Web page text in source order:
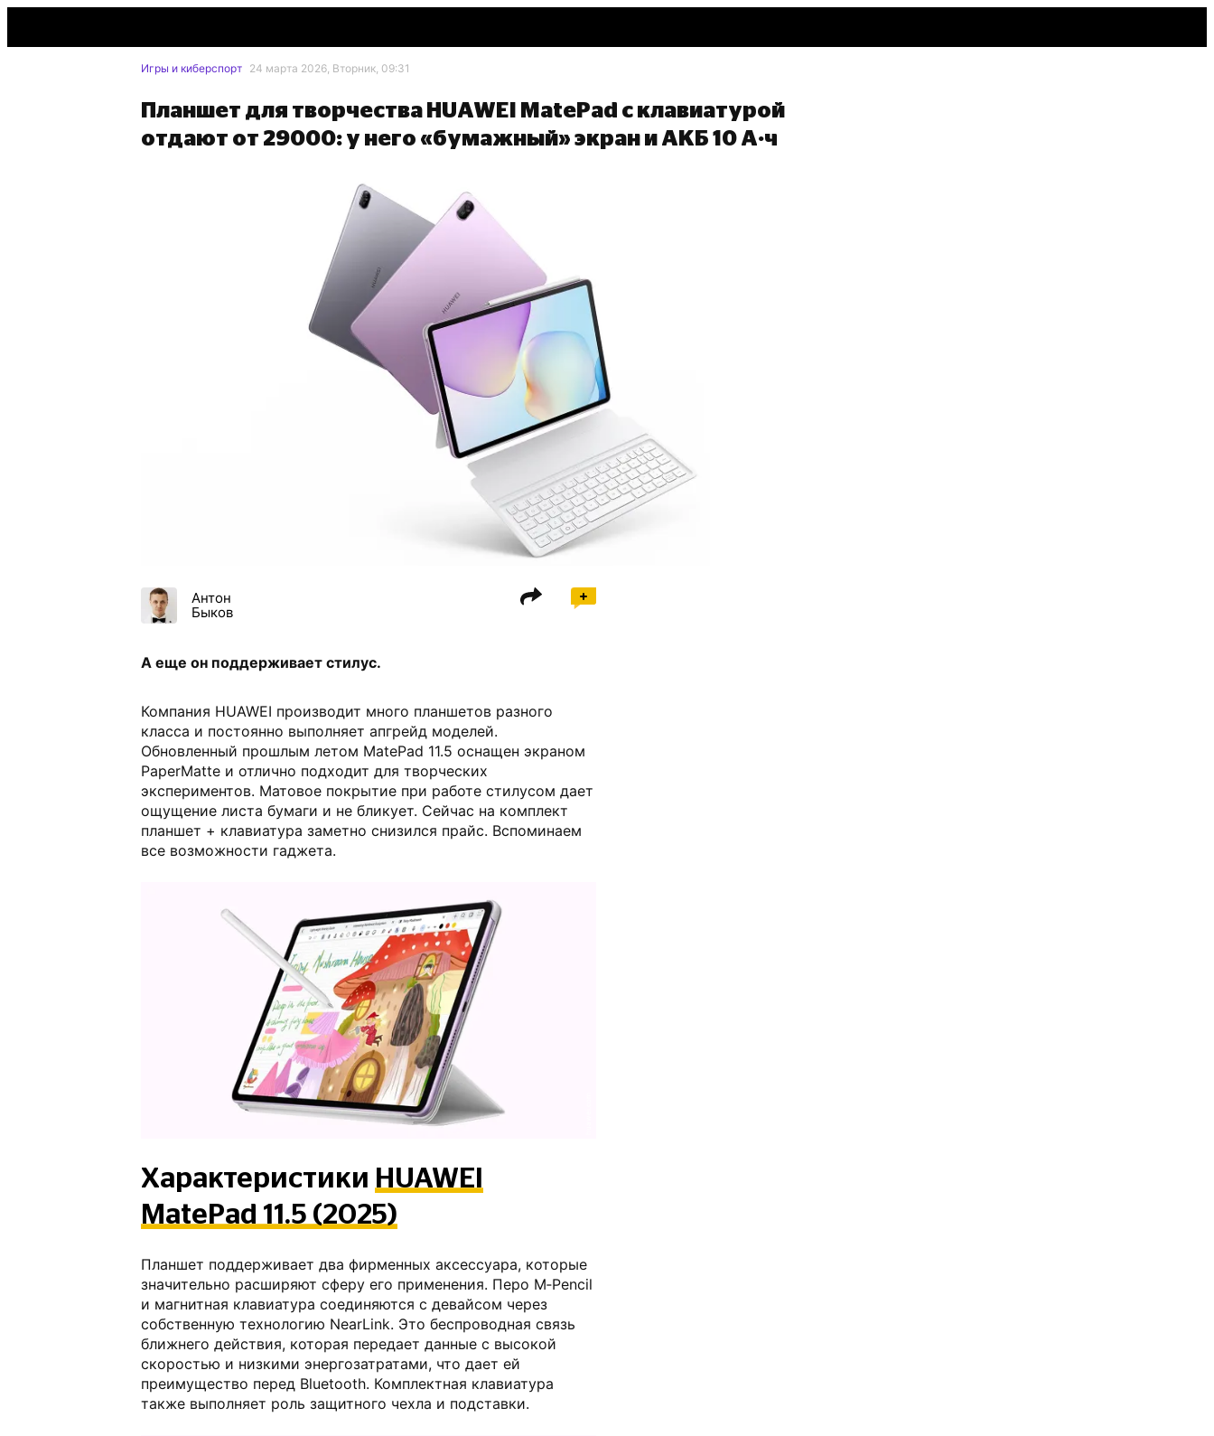
Игры и киберспорт 24 марта 2026, Вторник, 09:31
Планшет для творчества HUAWEI MatePad с клавиатурой
отдают от 29000: у него «бумажный» экран и АКБ 10 А·ч
Антон
Быков
А еще он поддерживает стилус.
Компания HUAWEI производит много планшетов разного
класса и постоянно выполняет апгрейд моделей.
Обновленный прошлым летом MatePad 11.5 оснащен экраном
PaperMatte и отлично подходит для творческих
экспериментов. Матовое покрытие при работе стилусом дает
ощущение листа бумаги и не бликует. Сейчас на комплект
планшет + клавиатура заметно снизился прайс. Вспоминаем
все возможности гаджета.
Характеристики HUAWEI
MatePad 11.5 (2025)
Планшет поддерживает два фирменных аксессуара, которые
значительно расширяют сферу его применения. Перо M‑Pencil
и магнитная клавиатура соединяются с девайсом через
собственную технологию NearLink. Это беспроводная связь
ближнего действия, которая передает данные с высокой
скоростью и низкими энергозатратами, что дает ей
преимущество перед Bluetooth. Комплектная клавиатура
также выполняет роль защитного чехла и подставки.